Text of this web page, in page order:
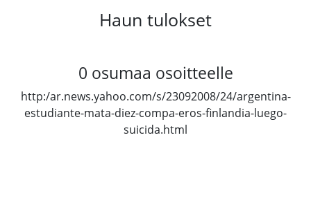
Haun tulokset
0 osumaa osoitteelle
http:/ar.news.yahoo.com/s/23092008/24/argentina-
estudiante-mata-diez-compa-eros-finlandia-luego-
suicida.html